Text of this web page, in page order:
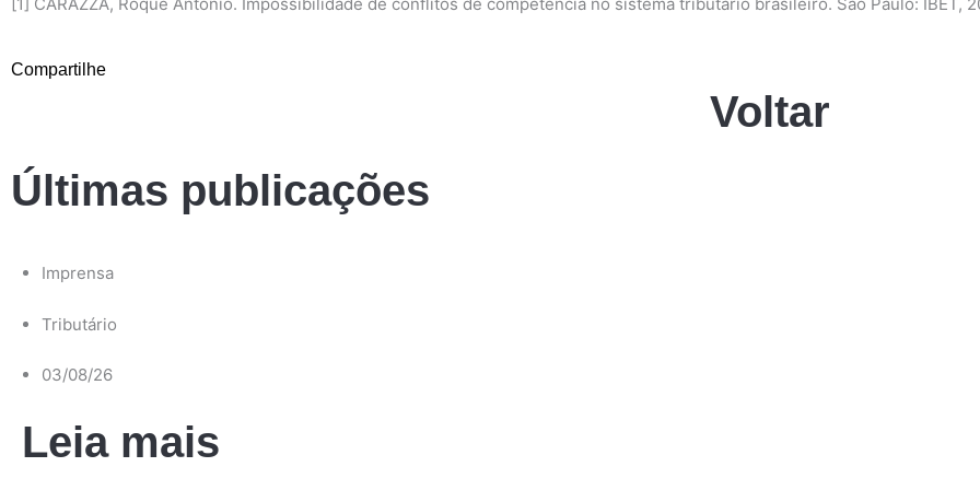
Compartilhe
Voltar
Últimas publicações
Imprensa
Tributário
03/08/26
Leia mais